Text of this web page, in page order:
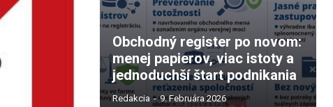
Obchodný register po novom:
menej papierov, viac istoty a
jednoduchší štart podnikania
Redakcia - 9. Februára 2026